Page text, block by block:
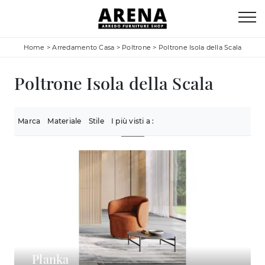
Home >Arredamento Casa > Poltrone > Poltrone Isola della Scala
Poltrone Isola della Scala
Marca Materiale Stile I più visti a :
Planka